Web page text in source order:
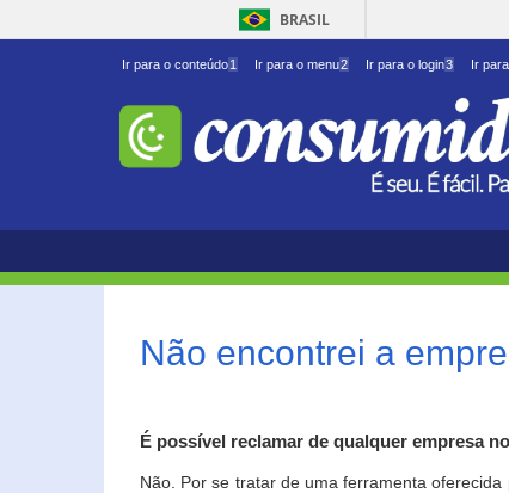
BRASIL
Ir para o conteúdo1 Ir para o menu2 Ir para o login3 Ir
Não encontrei a
É possível reclamar de qualquer empresa
Não. Por se tratar de uma ferramenta